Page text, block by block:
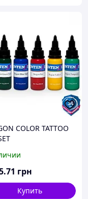
COLOR TATTOO
.71 грн
Купить